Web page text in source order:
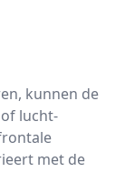
kunnen de
lucht-
met de